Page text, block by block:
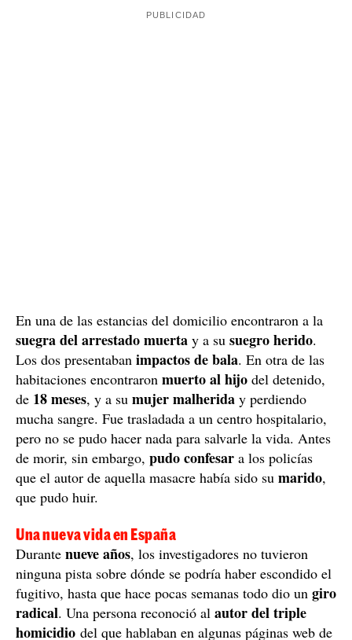
En una de las estancias del domicilio encontraron a la
suegra del arrestado muerta y a su suegro herido.
Los dos presentaban impactos de bala. En otra de las
habitaciones encontraron muerto al hijo del detenido,
de 18 meses, y a su mujer malherida y perdiendo
mucha sangre. Fue trasladada a un centro hospitalario,
pero no se pudo hacer nada para salvarle la vida. Antes
de morir, sin embargo, pudo confesar a los policías
que el autor de aquella masacre había sido su marido,
que pudo huir.
Una nueva vida en España
Durante nueve años, los investigadores no tuvieron
ninguna pista sobre dónde se podría haber escondido el
fugitivo, hasta que hace pocas semanas todo dio un giro
radical. Una persona reconoció al autor del triple
homicidio del que hablaban en algunas páginas web de